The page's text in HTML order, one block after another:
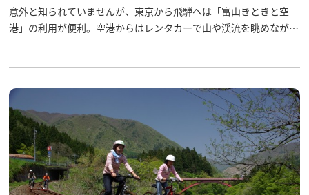
意外と知られていませんが、東京から飛騨へは「富山きときと空
港」の利用が便利。空港からはレンタカーで山や渓流を眺めながら